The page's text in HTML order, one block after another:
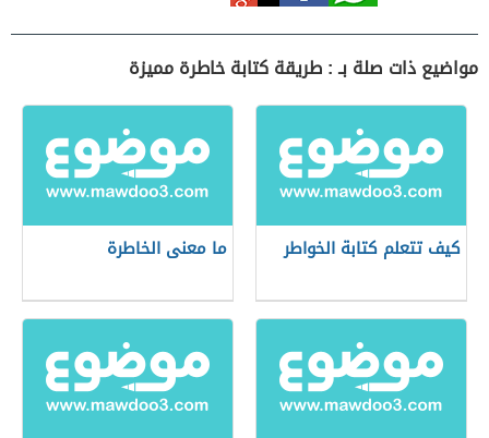
مواضيع ذات صلة بـ : طريقة كتابة خاطرة مميزة
كيف تتعلم كتابة الخواطر ما معنى الخاطرة